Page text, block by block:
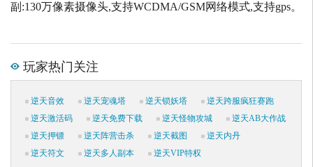
副:130万像素摄像头,支持WCDMA/GSM网络模式,支持gps。
玩家热门关注
逆天音效 逆天宠魂塔 逆天锁妖塔
逆天跨服疯狂赛跑
逆天激活码
逆天免费下载 逆天怪物攻城
逆天AB大作战
逆天押镖
逆天阵营击杀 逆天截图
逆天内丹
逆天符文
逆天多人副本 逆天VIP特权